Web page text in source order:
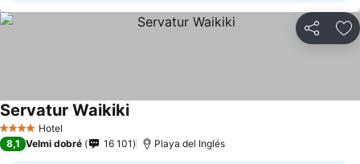
Sdílet
4 Počet hvězdiček
Hotel
Servatur Waikiki
8,1 Velmi dobré 16 101 Playa del Inglés